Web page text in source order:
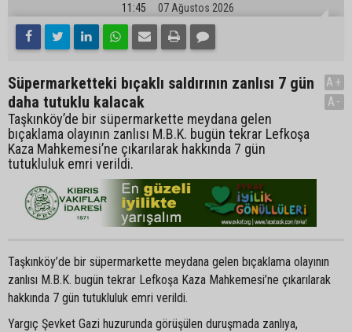
11:45 07 Ağustos 2026
Süpermarketteki bıçaklı saldırının zanlısı 7 gün
daha tutuklu kalacak
Taşkınköy’de bir süpermarkette meydana gelen
bıçaklama olayının zanlısı M.B.K. bugün tekrar Lefkoşa
Kaza Mahkemesi’ne çıkarılarak hakkında 7 gün
tutukluluk emri verildi.
A+
A-
Taşkınköy’de bir süpermarkette meydana gelen bıçaklama olayının
zanlısı M.B.K. bugün tekrar Lefkoşa Kaza Mahkemesi’ne çıkarılarak
hakkında 7 gün tutukluluk emri verildi.
Yargıç Şevket Gazi huzurunda görüşülen duruşmada zanlıya,